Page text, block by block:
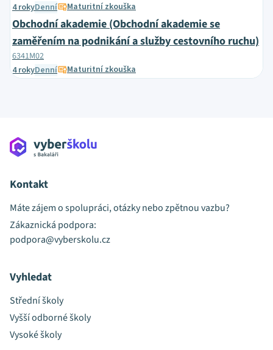
4 rokyDenní Maturitní zkouška
Obchodní akademie (Obchodní akademie se
zaměřením na podnikání a služby cestovního ruchu)
6341M02
4 rokyDenní Maturitní zkouška
Kontakt
Máte zájem o spolupráci, otázky nebo zpětnou vazbu?
Zákaznická podpora:
podpora@vyberskolu.cz
Vyhledat
Střední školy
Vyšší odborné školy
Vysoké školy